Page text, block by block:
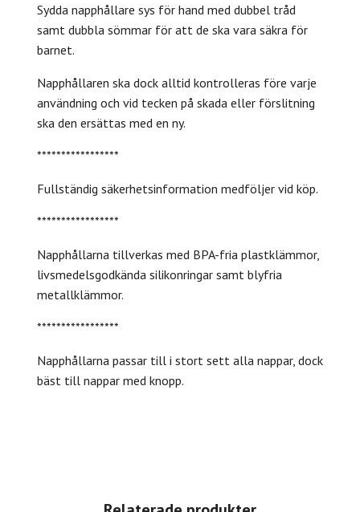
Sydda napphållare sys för hand med dubbel tråd
samt dubbla sömmar för att de ska vara säkra för
barnet.
Napphållaren ska dock alltid kontrolleras före varje
användning och vid tecken på skada eller förslitning
ska den ersättas med en ny.
*****************
Fullständig säkerhetsinformation medföljer vid köp.
*****************
Napphållarna tillverkas med BPA-fria plastklämmor,
livsmedelsgodkända silikonringar samt blyfria
metallklämmor.
*****************
Napphållarna passar till i stort sett alla nappar, dock
bäst till nappar med knopp.